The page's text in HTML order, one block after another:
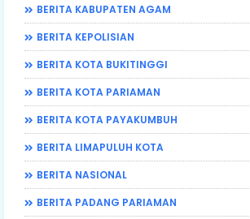
BERITA KABUPATEN AGAM
BERITA KEPOLISIAN
BERITA KOTA BUKITINGGI
BERITA KOTA PARIAMAN
BERITA KOTA PAYAKUMBUH
BERITA LIMAPULUH KOTA
BERITA NASIONAL
BERITA PADANG PARIAMAN